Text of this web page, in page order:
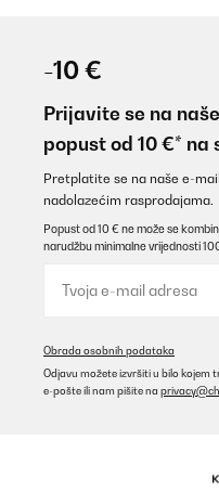
-10 €
Prijavite se na
popust od 10 €*
Pretplatite se na naše e-
nadolazećim rasprodajama.
Popust od 10 € ne može se
narudžbu minimalne vrijednosti
Obrada osobnih podataka
Odjavu možete izvršiti u bilo kojem
e-pošte ili nam pišite na